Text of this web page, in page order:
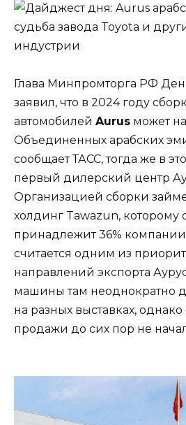
Глава Минпромторга РФ
заявил, что в 2024 году
автомобилей Aurus может
Объединенных арабских
сообщает ТАСС, тогда же в
первый дилерский центр
Организацией сборки
холдинг Tawazun, которому
принадлежит 36%
считается одним из
направлений экспорта
машины там неоднократно
на разных выставках,
продажи до сих пор не